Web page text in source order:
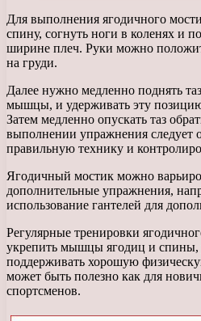
Для выполнения ягодичного
спину, согнуть ноги в коленях и
ширине плеч. Руки можно
на груди.
Далее нужно медленно поднять
мышцы, и удерживать эту позицию
Затем медленно опускать таз
выполнении упражнения следует
правильную технику и
Ягодичный мостик можно
дополнительные упражнения,
использование гантелей для
Регулярные тренировки
укрепить мышцы ягодиц и спины,
поддерживать хорошую
может быть полезно как для
спортсменов.